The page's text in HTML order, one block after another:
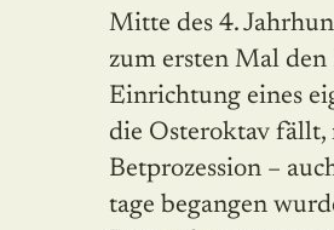
Mitte des 4.
zum ersten Mal
Einrichtung eines
die Osteroktav fällt,
Betprozession –
tage begangen